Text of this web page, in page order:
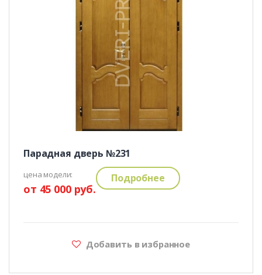
Парадная дверь №231
цена модели:
от 45 000 руб.
Подробнее
Добавить в избранное